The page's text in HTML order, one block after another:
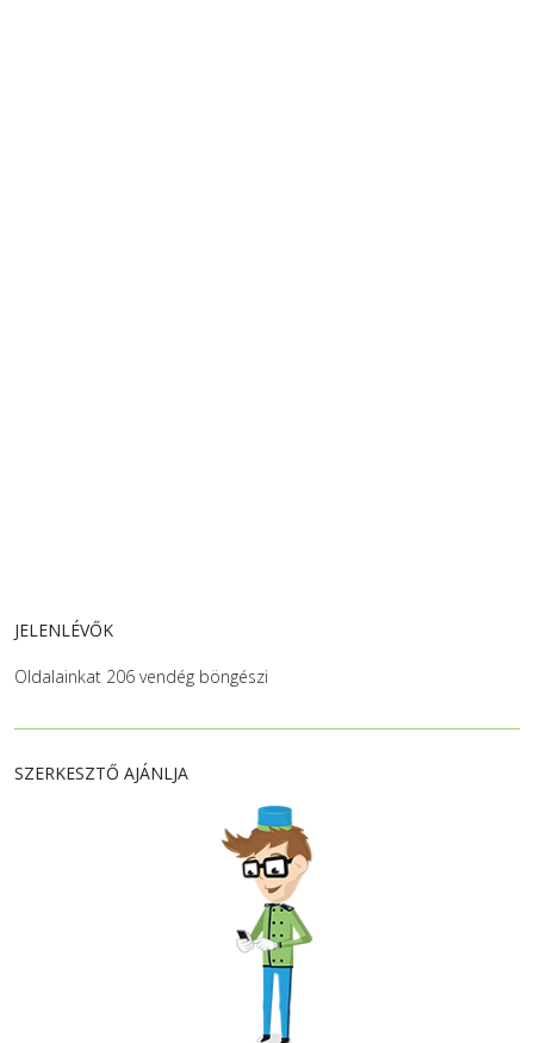
JELENLÉVŐK
Oldalainkat 206 vendég böngészi
SZERKESZTŐ AJÁNLJA